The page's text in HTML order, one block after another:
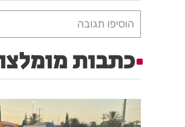
הוסיפו תגובה
כתבות